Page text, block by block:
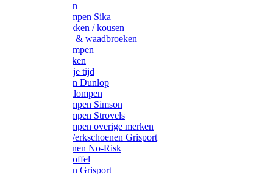
Werksokken
Schoenklompen Sika
Thermo sokken / kousen
Lieslaarzen & waadbroeken
Houten klompen
Wandelsokken
Laarzen vrije tijd
Werklaarzen Dunlop
Kunststof klompen
Schoenklompen Simson
Schoenklompen Strovels
Schoenklompen overige merken
Wandel-/ Werkschoenen Grisport
Werkschoenen No-Risk
Klomppantoffel
Werklaarzen Grisport